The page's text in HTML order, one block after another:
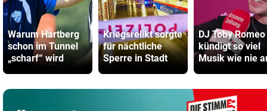
Warum Hartberg
schon im Tunnel
„scharf“ wird
Kriegsrelikt sorgte
für nächtliche
Sperre in Stadt
DJ Toby Romeo
kündigt so viel
Musik wie nie